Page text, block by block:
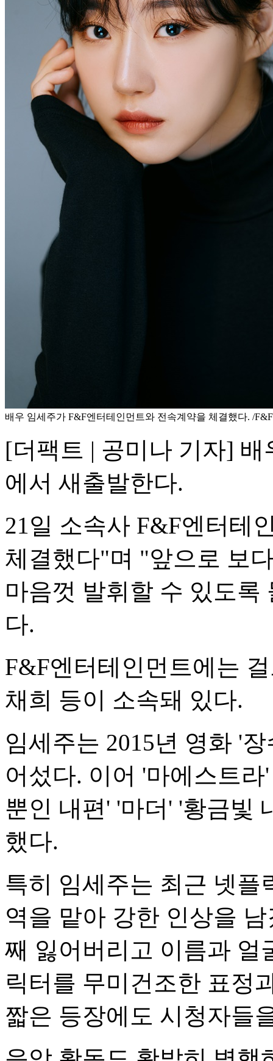
배우 임세주가 F&F엔터테인먼트와 전속계약을 체결했다. /
[더팩트 | 공미나 기자]
에서 새출발한다.
21일 소속사 F&F엔터테
체결했다"며 "앞으로 보
마음껏 발휘할 수 있도
다.
F&F엔터테인먼트에는
채희 등이 소속돼 있다.
임세주는 2015년 영화 '
어섰다. 이어 '마에스트
뿐인 내편' '마더' '황금빛
했다.
특히 임세주는 최근 넷플
역을 맡아 강한 인상을
째 잃어버리고 이름과 얼
릭터를 무미건조한 표정
짧은 등장에도 시청자들